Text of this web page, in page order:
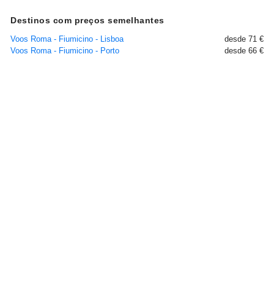
Destinos com preços semelhantes
Voos Roma - Fiumicino - Lisboa
desde 71 €
Voos Roma - Fiumicino - Porto
desde 66 €